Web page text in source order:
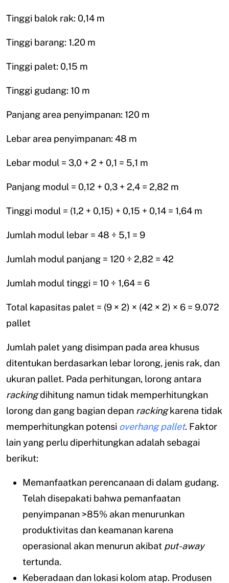
Tinggi balok rak: 0,14 m
Tinggi barang: 1.20 m
Tinggi palet: 0,15 m
Tinggi gudang: 10 m
Panjang area penyimpanan: 120 m
Lebar area penyimpanan: 48 m
Lebar modul = 3,0 + 2 + 0,1 = 5,1 m
Panjang modul = 0,12 + 0,3 + 2,4 = 2,82 m
Tinggi modul = (1,2 + 0,15) + 0,15 + 0,14 = 1,64 m
Jumlah modul lebar = 48 ÷ 5,1 = 9
Jumlah modul panjang = 120 ÷ 2,82 = 42
Jumlah modul tinggi = 10 ÷ 1,64 = 6
Total kapasitas palet = (9 × 2) × (42 × 2) × 6 = 9.072
pallet
Jumlah palet yang disimpan pada area khusus
ditentukan berdasarkan lebar lorong, jenis rak, dan
ukuran pallet. Pada perhitungan, lorong antara
rackingdihitung namun tidak memperhitungkan
lorong dan gang bagian depan rackingkarena tidak
memperhitungkan potensi overhang pallet. Faktor
lain yang perlu diperhitungkan adalah sebagai
berikut:
Memanfaatkan perencanaan di dalam gudang.
Telah disepakati bahwa pemanfaatan
penyimpanan >85% akan menurunkan
produktivitas dan keamanan karena
operasional akan menurun akibat put-away
tertunda.
Keberadaan dan lokasi kolom atap. Produsen